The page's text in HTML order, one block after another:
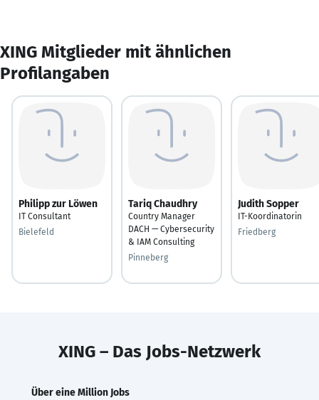
XING Mitglieder mit ähnlichen
Profilangaben
Philipp zur Löwen
IT Consultant
Bielefeld
Tariq Chaudhry
Country Manager
DACH — Cybersecurity
& IAM Consulting
Pinneberg
Judith Sopper
IT-Koordinatorin
Friedberg
XING – Das Jobs-Netzwerk
Über eine Million Jobs